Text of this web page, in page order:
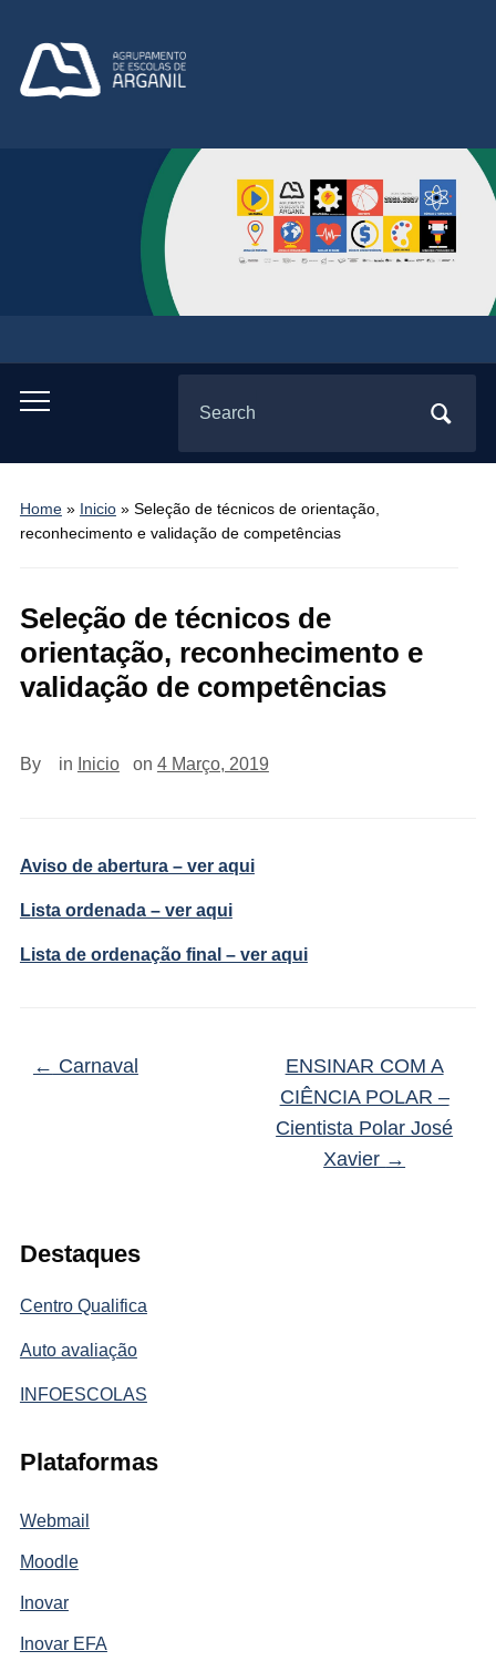
Toggle
menu
for:
Home» Inicio» Seleção de técnicos de orientação,
reconhecimento e validação de competências
Destaques
Centro Qualifica
Auto avaliação
INFOESCOLAS
Plataformas
Webmail
Moodle
Inovar
Inovar EFA
Seleção de técnicos de
orientação, reconhecimento e
validação de competências
By in Inicio on 4 Março, 2019
Aviso de abertura – ver aqui
Lista ordenada – ver aqui
Lista de ordenação final – ver aqui
← Carnaval
ENSINAR COM A
CIÊNCIA POLAR –
Cientista Polar José
Xavier →